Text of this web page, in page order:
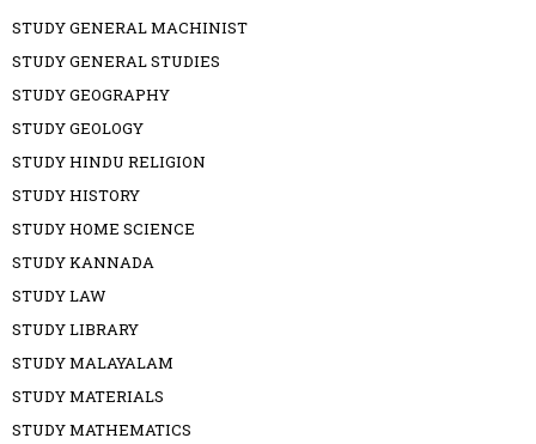
STUDY GENERAL MACHINIST
STUDY GENERAL STUDIES
STUDY GEOGRAPHY
STUDY GEOLOGY
STUDY HINDU RELIGION
STUDY HISTORY
STUDY HOME SCIENCE
STUDY KANNADA
STUDY LAW
STUDY LIBRARY
STUDY MALAYALAM
STUDY MATERIALS
STUDY MATHEMATICS